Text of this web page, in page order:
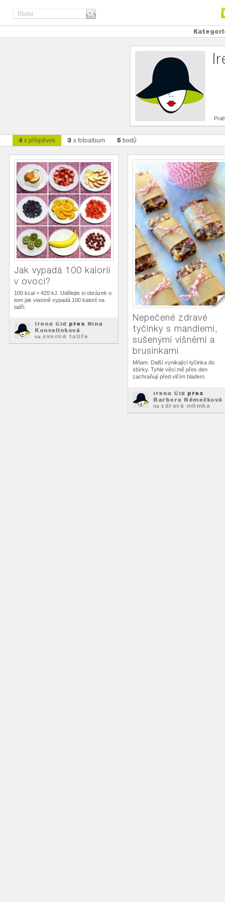
4 x příspěvek 3 x fotoalbum 5 bodů
Jak vypadá 100 kalorií
v ovoci?
100 kcal = 420 kJ. Udělejte si obrázek o
tom jak vlastně vypadá 100 kalorií na
talíři.
Irena Cid přes Nina
Konvalinková
na ovocné talíře
Nepečené zdravé
tyčinky s mandlemi,
sušenými višněmi a
brusinkami
Mňam. Další vynikající tyčinka do
sbírky. Tyhle věci mě přes den
zachraňují před vlčím hladem.
Irena Cid přes
Barbora Němečková
na zdravá mňmka